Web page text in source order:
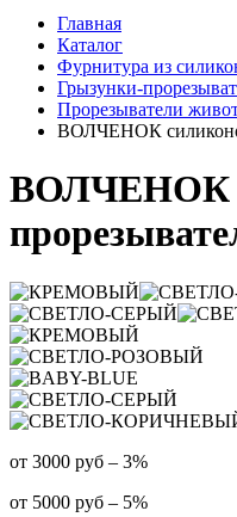
Главная
Каталог
Фурнитура из
Грызунки-
Прорезыватели
ВОЛЧЕНОК
ВОЛЧЕНОК
от 3000 руб – 3%
от 5000 руб – 5%